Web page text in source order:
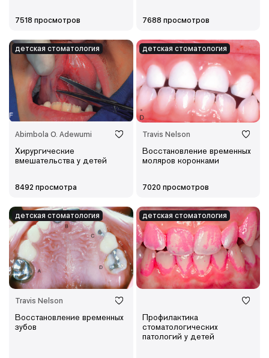
7518 просмотров 7688 просмотров
детская cтоматология
Abimbola O. Adewumi
Хирургические
вмешательства у детей
8492 просмотра
детская cтоматология
Travis Nelson
Восстановление временных
моляров коронками
7020 просмотров
детская cтоматология
Travis Nelson
Восстановление временных
зубов
детская cтоматология
Профилактика
стоматологических
патологий у детей